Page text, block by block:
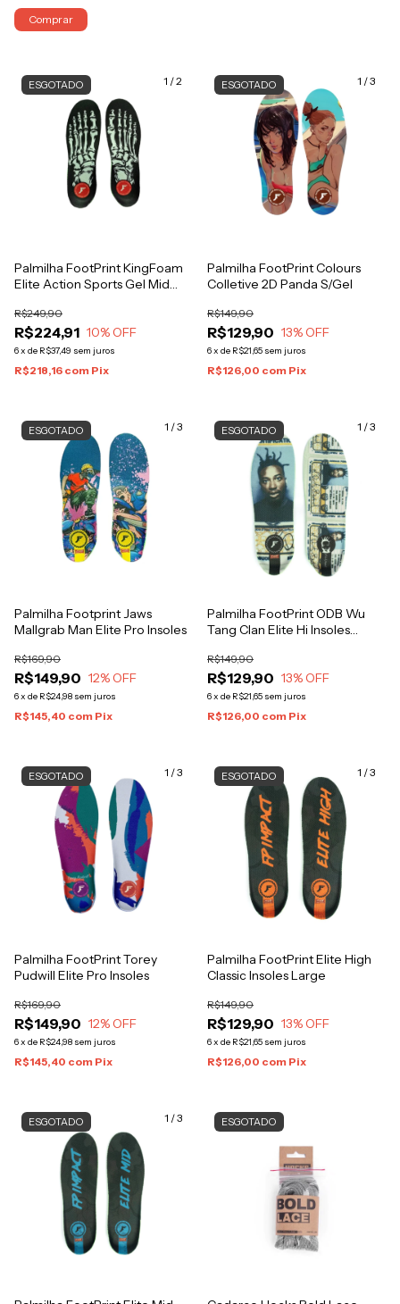
Comprar
1 /2
ESGOTADO
Palmilha FootPrint KingFoam
Elite Action Sports Gel Mid
R$224,91
R$249,90
10% OFF
6x de R$37,49 sem juros
R$218,16 com Pix
1 /3
ESGOTADO
Palmilha FootPrint Colours
Colletive 2D Panda S/Gel
R$129,90
R$149,90
13% OFF
6x de R$21,65 sem juros
R$126,00 com Pix
1 /3
ESGOTADO
Palmilha Footprint Jaws
Mallgrab Man Elite Pro Insoles
R$149,90
R$169,90
12% OFF
6x de R$24,98 sem juros
R$145,40 com Pix
1 /3
ESGOTADO
Palmilha FootPrint ODB Wu
Tang Clan Elite Hi Insoles
R$129,90
R$149,90
13% OFF
6x de R$21,65 sem juros
R$126,00 com Pix
1 /3
ESGOTADO
Palmilha FootPrint Torey
Pudwill Elite Pro Insoles
R$149,90
R$169,90
12% OFF
6x de R$24,98 sem juros
R$145,40 com Pix
1 /3
ESGOTADO
Palmilha FootPrint Elite High
Classic Insoles Large
R$129,90
R$149,90
13% OFF
6x de R$21,65 sem juros
R$126,00 com Pix
1 /3
ESGOTADO ESGOTADO